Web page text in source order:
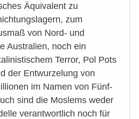
Äquivalent zu
zum
von Nord- und
Australien, noch ein
Terror, Pol Pots
der Entwurzelung von
im Namen von Fünf-
sind die Moslems weder
verantwortlich noch für